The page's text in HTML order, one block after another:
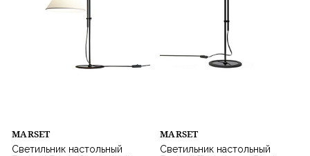
MARSET
Светильник настольный
MARSET
Светильник настольный